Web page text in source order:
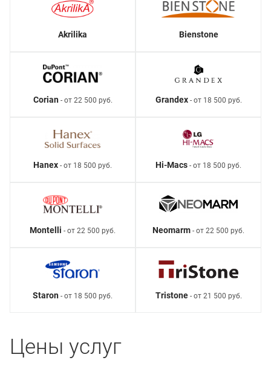
Akrilika Bienstone
Corian- от 22 500 руб. Grandex- от 18 500 руб.
Hanex - от 18 500 руб. Hi-Macs - от 18 500 руб.
Montelli - от 22 500 руб. Neomarm - от 22 500 руб.
Staron - от 18 500 руб. Tristone- от 21 500 руб.
Цены услуг